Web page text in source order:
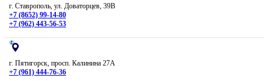
г. Ставрополь, ул. Доваторцев, 39В
+7 (8652) 99-14-80
+7 (962) 443-56-53
г. Пятигорск, просп. Калинина 27А
+7 (961) 444-76-36